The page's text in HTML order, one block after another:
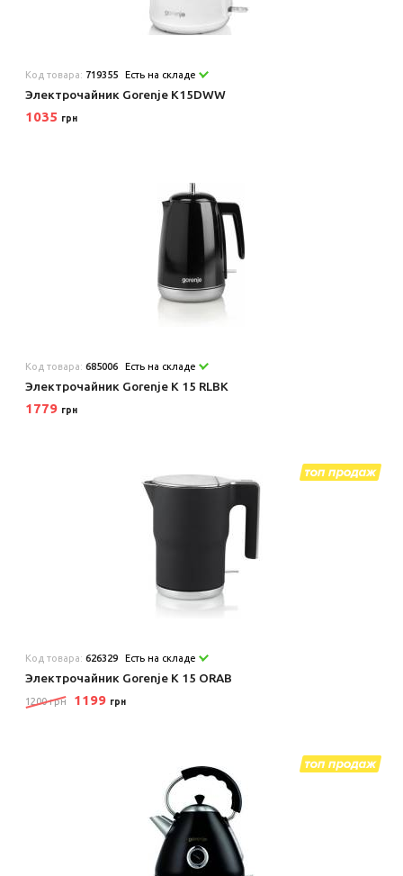
Код товара: 719355 Есть на складе
Электрочайник Gorenje K15DWW
1035 грн
Код товара:685006 Есть на складе
Электрочайник Gorenje K 15 RLBK
1779 грн
Код товара:626329 Есть на складе
Электрочайник Gorenje K 15 ORAB
1200 грн 1199 грн